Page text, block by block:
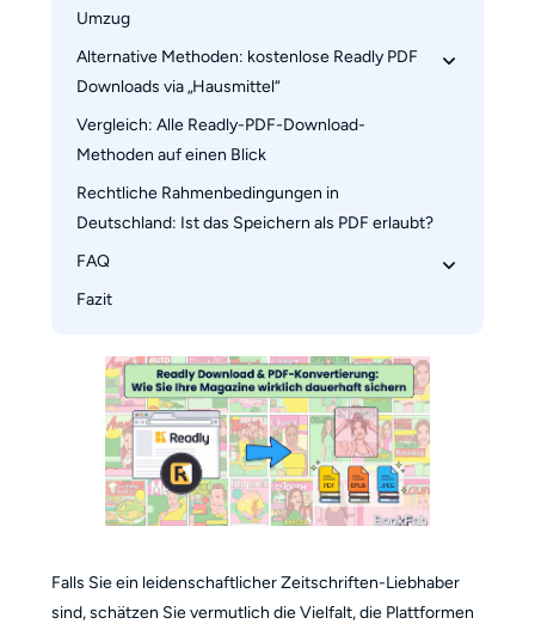
Umzug
Schritt 1. Readly-Konto im integrierten Browser
anmelden
Schritt 2. Automatische Magazin-Analyse und
PDF-Format-Auswahl
Schritt 3. Readly Download starten und PDFs
mit Metadaten archivieren
Alternative Methoden: kostenlose Readly PDF
Downloads via „Hausmittel“
1. Virtueller Browser-Druck (Print to PDF)
2. Die manuelle Screenshot-Methode
3. GitHub Open-Source-Skripte (Python-
basierte Scraper)
4. Drittanbieter-Tools und Plugins für den
Vergleich: Alle Readly-PDF-Download-
Methoden auf einen Blick
Rechtliche Rahmenbedingungen in
Deutschland: Ist das Speichern als PDF erlaubt?
FAQ
Unterstützen die konvertierten Dateien die
Warum hat das offiziell gedruckte PDF nur ein
paar Seiten?
Kann ich es während der 1-Euro-Testphase von
Readly nutzen?
Was ist der wesentliche Unterschied zwischen
Epubor und BookFab?
auf dem Kindle?
Fazit
Falls Sie ein leidenschaftlicher Zeitschriften-Liebhaber
sind, schätzen Sie vermutlich die Vielfalt, die Plattformen